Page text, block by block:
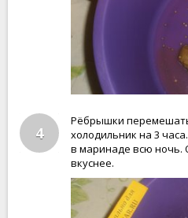
4
Рёбрышки
холодильник на 3
в маринаде всю ночь.
вкуснее.